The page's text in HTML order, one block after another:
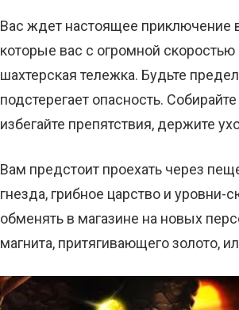
Вас ждет настоящее приключение
которые вас с огромной
шахтерская тележка. Будьте
подстерегает опасность.
избегайте препятствия, держите
Вам предстоит проехать через
гнезда, грибное царство и
обменять в магазине на новых
магнита, притягивающего золото,